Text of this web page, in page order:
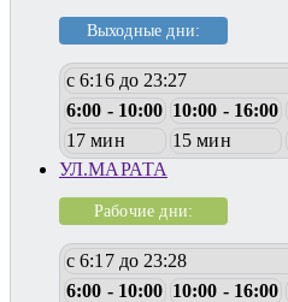
Выходные дни:
с 6:16 до 23:27
6:00 - 10:00 10:00 - 16:00
17 мин
15 мин
УЛ.МАРАТА
Рабочие дни:
с 6:17 до 23:28
6:00 - 10:00 10:00 - 16:00